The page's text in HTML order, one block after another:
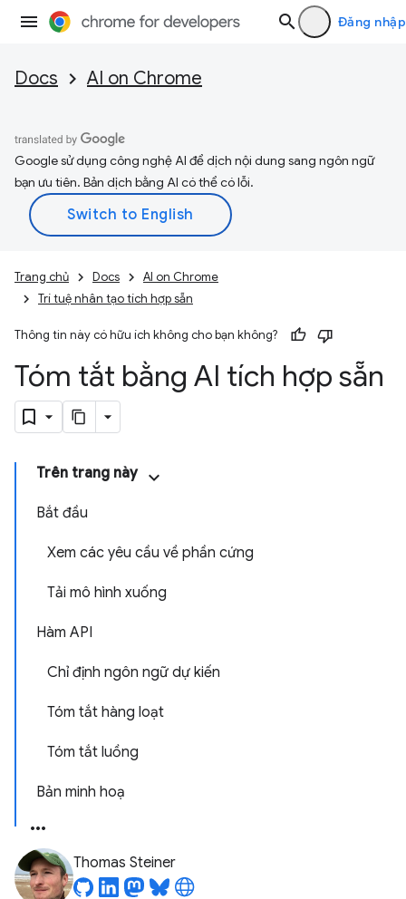
Đăng nhập
Docs AI on Chrome
Google sử dụng công nghệ AI để dịch nội dung sang ngôn ngữ
bạn ưu tiên. Bản dịch bằng AI có thể có lỗi.
Trang chủ Docs
AI on Chrome
Trí tuệ nhân tạo tích hợp sẵn
Thông tin này có hữu ích không cho bạn không?
Tóm tắt bằng AI tích hợp sẵn
Trên trang này
Bắt đầu
Xem các yêu cầu về phần cứng
Tải mô hình xuống
Hàm API
Chỉ định ngôn ngữ dự kiến
Tóm tắt hàng loạt
Tóm tắt luồng
Bản minh hoạ
Thomas Steiner